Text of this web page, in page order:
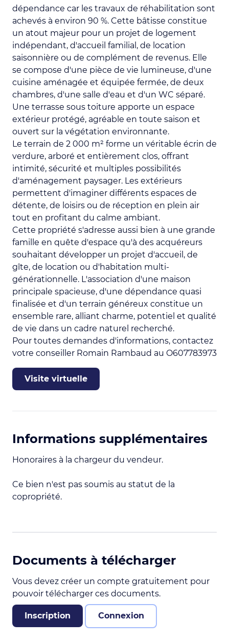
dépendance car les travaux de réhabilitation sont
achevés à environ 90 %. Cette bâtisse constitue
un atout majeur pour un projet de logement
indépendant, d'accueil familial, de location
saisonnière ou de complément de revenus. Elle
se compose d'une pièce de vie lumineuse, d'une
cuisine aménagée et équipée fermée, de deux
chambres, d'une salle d'eau et d'un WC séparé.
Une terrasse sous toiture apporte un espace
extérieur protégé, agréable en toute saison et
ouvert sur la végétation environnante.
Le terrain de 2 000 m² forme un véritable écrin de
verdure, arboré et entièrement clos, offrant
intimité, sécurité et multiples possibilités
d'aménagement paysager. Les extérieurs
permettent d'imaginer différents espaces de
détente, de loisirs ou de réception en plein air
tout en profitant du calme ambiant.
Cette propriété s'adresse aussi bien à une grande
famille en quête d'espace qu'à des acquéreurs
souhaitant développer un projet d'accueil, de
gîte, de location ou d'habitation multi-
générationnelle. L'association d'une maison
principale spacieuse, d'une dépendance quasi
finalisée et d'un terrain généreux constitue un
ensemble rare, alliant charme, potentiel et qualité
de vie dans un cadre naturel recherché.
Pour toutes demandes d'informations, contactez
votre conseiller Romain Rambaud au O607783973
Visite virtuelle
Informations supplémentaires
Honoraires à la chargeur du vendeur.
Ce bien n'est pas soumis au statut de la
copropriété.
Documents à télécharger
Vous devez créer un compte gratuitement pour
pouvoir télécharger ces documents.
Inscription Connexion